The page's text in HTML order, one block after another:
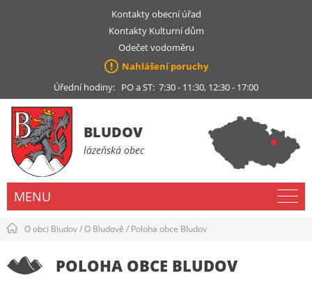
Kontakty obecní úřad
Kontakty Kulturní dům
Odečet vodoměru
Nahlášení poruchy
Úřední hodiny: PO a ST: 7:30 - 11:30, 12:30 - 17:00
BLUDOV
lázeňská obec
MENU
O obci Bludov/O Bludově / Poloha obce Bludov
POLOHA OBCE BLUDOV